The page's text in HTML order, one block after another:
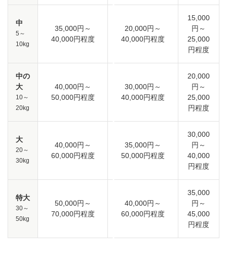
中
5～
10kg
35,000円～
40,000円程度
20,000円～
40,000円程度
15,000
円～
25,000
円程度
中の
大
10～
20kg
40,000円～
50,000円程度
30,000円～
40,000円程度
20,000
円～
25,000
円程度
大
20～
30kg
40,000円～
60,000円程度
35,000円～
50,000円程度
30,000
円～
40,000
円程度
特大
30～
50kg
50,000円～
70,000円程度
40,000円～
60,000円程度
35,000
円～
45,000
円程度